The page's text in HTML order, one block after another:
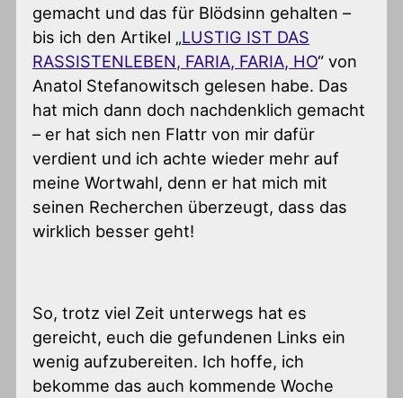
gemacht und das für Blödsinn gehalten –
bis ich den Artikel „LUSTIG IST DAS
RASSISTENLEBEN, FARIA, FARIA, HO“ von
Anatol Stefanowitsch gelesen habe. Das
hat mich dann doch nachdenklich gemacht
– er hat sich nen Flattr von mir dafür
verdient und ich achte wieder mehr auf
meine Wortwahl, denn er hat mich mit
seinen Recherchen überzeugt, dass das
wirklich besser geht!
So, trotz viel Zeit unterwegs hat es
gereicht, euch die gefundenen Links ein
wenig aufzubereiten. Ich hoffe, ich
bekomme das auch kommende Woche